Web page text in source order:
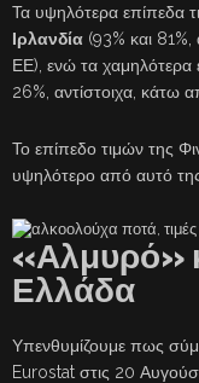
Τα υψηλότερα επίπεδα
Ιρλανδία (93% και
ΕΕ), ενώ τα χαμηλότερα
26%, αντίστοιχα, κάτω
Το επίπεδο τιμών της
υψηλότερο από αυτό
«Αλμυρό»
Ελλάδα
Υπενθυμίζουμε πως
Eurostat στις 20